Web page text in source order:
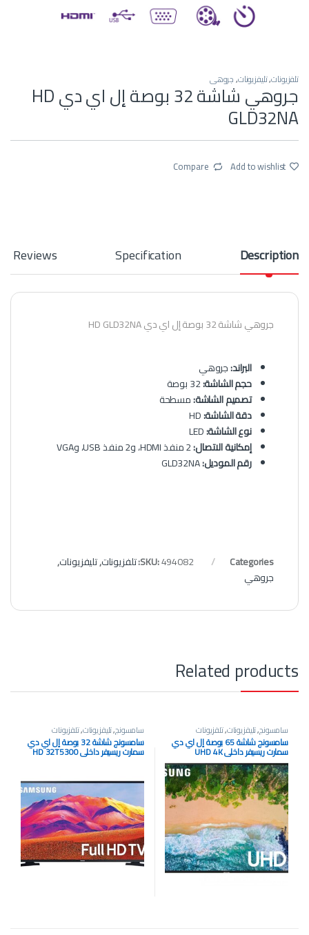
تلفزيونات,تليفزيونات,جروهي
جروهي شاشة 32 بوصة إل اي دي HD
GLD32NA
Add to wishlist
Compare
Description
Specification
Reviews
جروهي شاشة 32 بوصة إل اي دي HD GLD32NA
البراند:جروهي
حجم الشاشة:32 بوصة
تصميم الشاشة:مسطحة
دقة الشاشة:HD
نوع الشاشة:LED
إمكانية الاتصال:2 منفذ HDMI، و2 منفذ USB، وVGA
رقم الموديل:GLD32NA
SKU:494082 Categories: تلفزيونات,تليفزيونات,
جروهي
Related products
سامسونج,تليفزيونات,تلفزيونات
سامسونج شاشة 65 بوصة إل اي دي
سمارت ريسيفر داخلي UHD 4K
65RU7100
سامسونج,تليفزيونات,تلفزيونات
سامسونج شاشة 32 بوصة إل اي دي
سمارت ريسيفر داخلي HD 32T5300